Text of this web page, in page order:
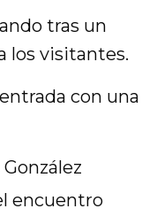
tras un
los visitantes.
con una
encuentro